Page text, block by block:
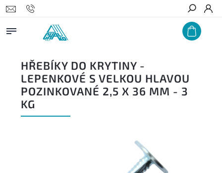
Hledat
HŘEBÍKY DO KRYTINY -
LEPENKOVÉ S VELKOU HLAVOU
POZINKOVANÉ 2,5 X 36 MM - 3
KG